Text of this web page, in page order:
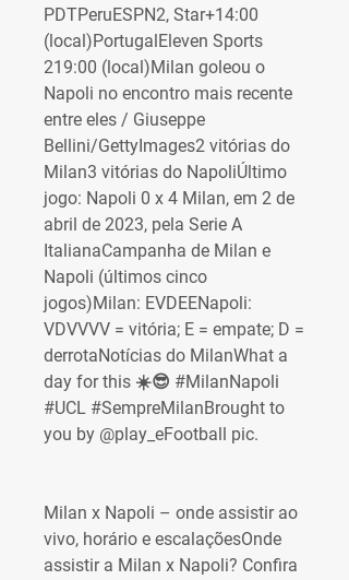
PDTPeruESPN2, Star+14:00
(local)PortugalEleven Sports
219:00 (local)Milan goleou o
Napoli no encontro mais recente
entre eles / Giuseppe
Bellini/GettyImages2 vitórias do
Milan3 vitórias do NapoliÚltimo
jogo: Napoli 0 x 4 Milan, em 2 de
abril de 2023, pela Serie A
ItalianaCampanha de Milan e
Napoli (últimos cinco
jogos)Milan: EVDEENapoli:
VDVVVV = vitória; E = empate; D =
derrotaNotícias do MilanWhat a
day for this ☀️😎 #MilanNapoli
#UCL #SempreMilanBrought to
you by @play_eFootball pic.
Milan x Napoli – onde assistir ao
vivo, horário e escalaçõesOnde
assistir a Milan x Napoli? Confira